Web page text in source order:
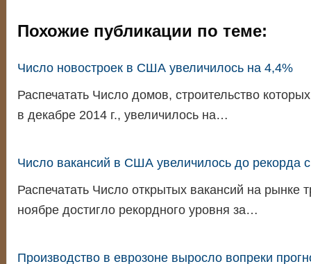
Похожие публикации по теме:
Число новостроек в США увеличилось на 4,4%
Распечатать Число домов, строительство
в декабре 2014 г., увеличилось на…
Число вакансий в США увеличилось до рекорда с
Распечатать Число открытых вакансий на рынке
ноябре достигло рекордного уровня за…
Производство в еврозоне выросло вопреки